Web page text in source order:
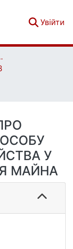
Увійти
periodicals
У
МАЙНА